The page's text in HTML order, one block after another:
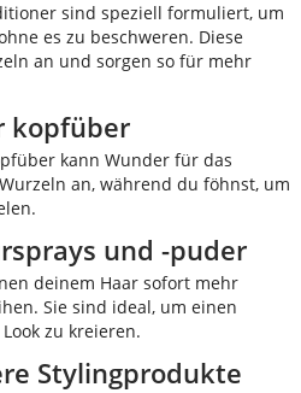
sind speziell formuliert, um
es zu beschweren. Diese
an und sorgen so für mehr
kopfüber
kann Wunder für das
an, während du föhnst, um
und -puder
deinem Haar sofort mehr
Sie sind ideal, um einen
zu kreieren.
Stylingprodukte